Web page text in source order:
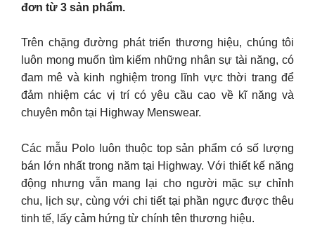
đơn từ 3 sản phẩm.
Trên chặng đường phát triển thương hiệu, chúng tôi
luôn mong muốn tìm kiếm những nhân sự tài năng, có
đam mê và kinh nghiệm trong lĩnh vực thời trang để
đảm nhiệm các vị trí có yêu cầu cao về kĩ năng và
chuyên môn tại Highway Menswear.
Các mẫu Polo luôn thuộc top sản phẩm có số lượng
bán lớn nhất trong năm tại Highway. Với thiết kế năng
động nhưng vẫn mang lại cho người mặc sự chỉnh
chu, lịch sự, cùng với chi tiết tại phần ngực được thêu
tinh tế, lấy cảm hứng từ chính tên thương hiệu.